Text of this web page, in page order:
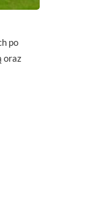
po
oraz